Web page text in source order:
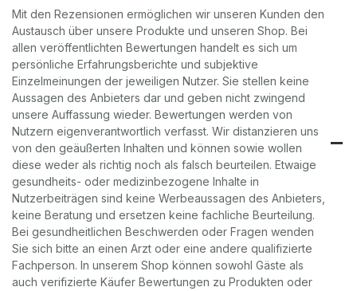
Mit den Rezensionen ermöglichen wir unseren Kunden den
Austausch über unsere Produkte und unseren Shop. Bei
allen veröffentlichten Bewertungen handelt es sich um
persönliche Erfahrungsberichte und subjektive
Einzelmeinungen der jeweiligen Nutzer. Sie stellen keine
Aussagen des Anbieters dar und geben nicht zwingend
unsere Auffassung wieder. Bewertungen werden von
Nutzern eigenverantwortlich verfasst. Wir distanzieren uns
von den geäußerten Inhalten und können sowie wollen
diese weder als richtig noch als falsch beurteilen. Etwaige
gesundheits- oder medizinbezogene Inhalte in
Nutzerbeiträgen sind keine Werbeaussagen des Anbieters,
keine Beratung und ersetzen keine fachliche Beurteilung.
Bei gesundheitlichen Beschwerden oder Fragen wenden
Sie sich bitte an einen Arzt oder eine andere qualifizierte
Fachperson. In unserem Shop können sowohl Gäste als
auch verifizierte Käufer Bewertungen zu Produkten oder